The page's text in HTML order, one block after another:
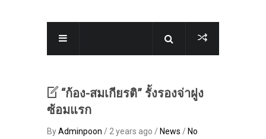
“ก้อง-สมเกียรติ” รั้งรองจ่าฝูง
ซ้อมแรก
ByAdminpoon / 2 years ago / News / No